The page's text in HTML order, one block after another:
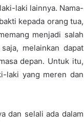
laki lainnya. Nama-
kepada orang tua,
menjadi salah
melainkan dapat
depan. Untuk itu,
laki yang meren dan
dan selali ada dalam